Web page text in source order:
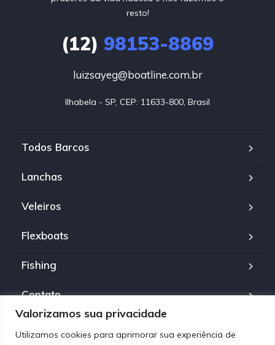
Valorizamos sua privacidade
Utilizamos cookies para aprimorar sua experiência de
resto!
(12) 98153-8869
luizsayeg@boatline.com.br
Ilhabela - SP, CEP: 11633-800, Brasil
Todos Barcos
Lanchas
Veleiros
Flexboats
Fishing
Contato
Política de Privacidade